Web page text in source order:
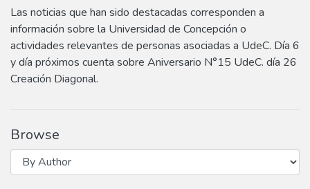
Las noticias que han sido destacadas corresponden a
información sobre la Universidad de Concepción o
actividades relevantes de personas asociadas a UdeC. Día 6
y día próximos cuenta sobre Aniversario N°15 UdeC. día 26
Creación Diagonal.
Browse